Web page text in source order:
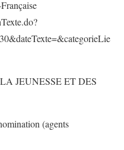
JEUNESSE ET DES
(agents